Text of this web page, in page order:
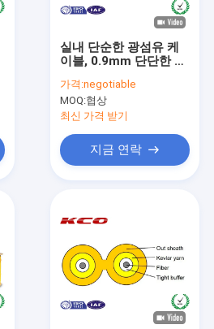
실내 단순한 광섬유 케
이블, 0.9mm 단단한 부
이블
가격:negotiable
MOQ:협상
최신 가격 받기
지금 연락